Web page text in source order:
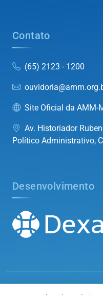
Contato
(65) 2123 - 1200
Site Oficial da AMM-
Av. Historiador
Político Administrativo,
Desenvolvimento